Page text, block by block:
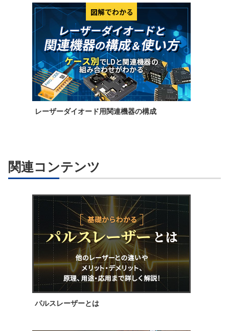
レーザーダイオード用関連機器の構成
関連コンテンツ
パルスレーザーとは